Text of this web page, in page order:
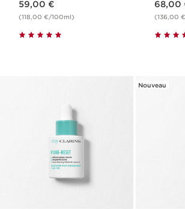
59,00 €
(118,00 €/100ml)
68,00
(136,00
Nouveau